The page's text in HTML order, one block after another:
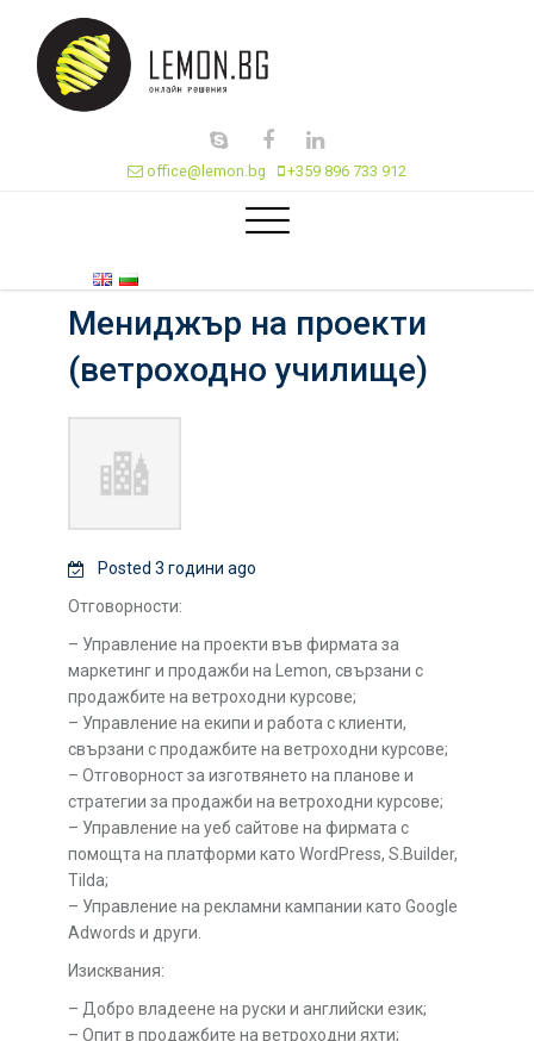
office@lemon.bg +359 896 733 912
Мениджър на проекти
(ветроходно училище)
Posted 3 години ago
Отговорности:
– Управление на проекти във фирмата за
маркетинг и продажби на Lemon, свързани с
продажбите на ветроходни курсове;
– Управление на екипи и работа с клиенти,
свързани с продажбите на ветроходни курсове;
– Отговорност за изготвянето на планове и
стратегии за продажби на ветроходни курсове;
– Управление на уеб сайтове на фирмата с
помощта на платформи като WordPress, S.Builder,
Tilda;
– Управление на рекламни кампании като Google
Adwords и други.
Изисквания:
– Добро владеене на руски и английски език;
– Опит в продажбите на ветроходни яхти;